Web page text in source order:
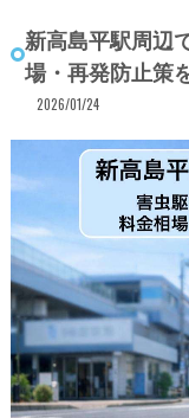
新高島平駅周辺
場・再発防止策
2026/01/24